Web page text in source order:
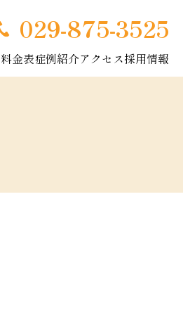
029-875-3525
料金表症例紹介アクセス採用情報